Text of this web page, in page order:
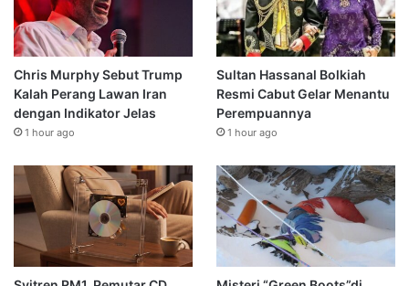
Chris Murphy Sebut Trump
Kalah Perang Lawan Iran
dengan Indikator Jelas
1 hour ago
Sultan Hassanal Bolkiah
Resmi Cabut Gelar Menantu
Perempuannya
1 hour ago